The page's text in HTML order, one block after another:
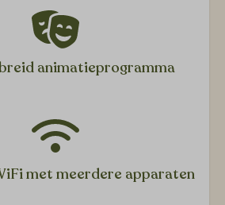
wastafel en toilet
(deels verstelbaar)
animatieprogramma
met meerdere apparaten